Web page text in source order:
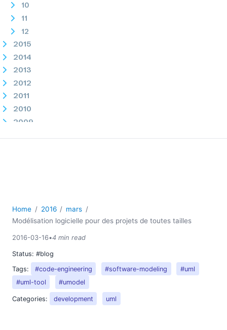
10
11
12
2015
2014
2013
2012
2011
2010
2009
Home 2016
mars
Modélisation logicielle pour des projets de toutes tailles
2016-03-16•4 min read
Status: #blog
Tags:
#code-engineering #software-modeling
#uml
#uml-tool
#umodel
Categories: development uml